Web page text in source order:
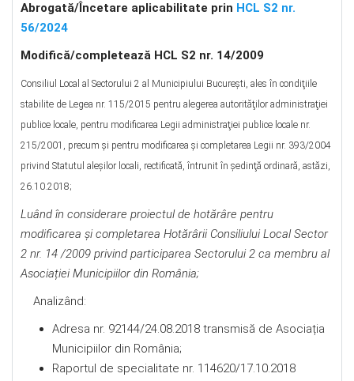
Abrogată/Încetare aplicabilitate prin HCL S2 nr.
56/2024
Modifică/completează HCL S2 nr. 14/2009
Consiliul Local al Sectorului 2 al Municipiului Bucureşti, ales în condiţiile
stabilite de Legea nr. 115/2015 pentru alegerea autorităţilor administraţiei
publice locale, pentru modificarea Legii administraţiei publice locale nr.
215/2001, precum şi pentru modificarea şi completarea Legii nr. 393/2004
privind Statutul aleşilor locali, rectificată, întrunit în şedinţă ordinară, astăzi,
26.10.2018;
Luând în considerare proiectul de hotărâre pentru
modificarea și completarea Hotărârii Consiliului Local Sector
2 nr. 14 /2009 privind participarea Sectorului 2 ca membru al
Asociației Municipiilor din România;
Analizând:
Adresa nr. 92144/24.08.2018 transmisă de Asociația
Municipiilor din România;
Raportul de specialitate nr. 114620/17.10.2018